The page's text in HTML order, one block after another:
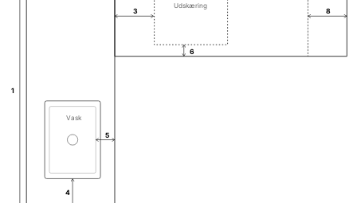
Udskæring
Vask
1
3
4
5
6
8